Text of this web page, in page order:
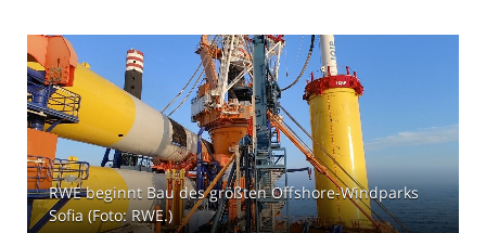
RWE beginnt Bau des größten Offshore-Windparks
Sofia (Foto: RWE.)